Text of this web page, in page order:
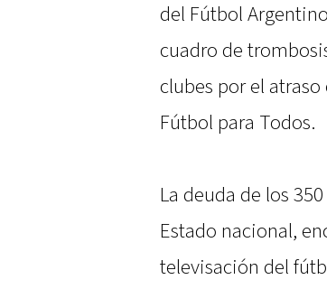
del Fútbol
cuadro de
clubes por el
Fútbol para Todos.
La deuda de los
Estado nacional,
televisación del